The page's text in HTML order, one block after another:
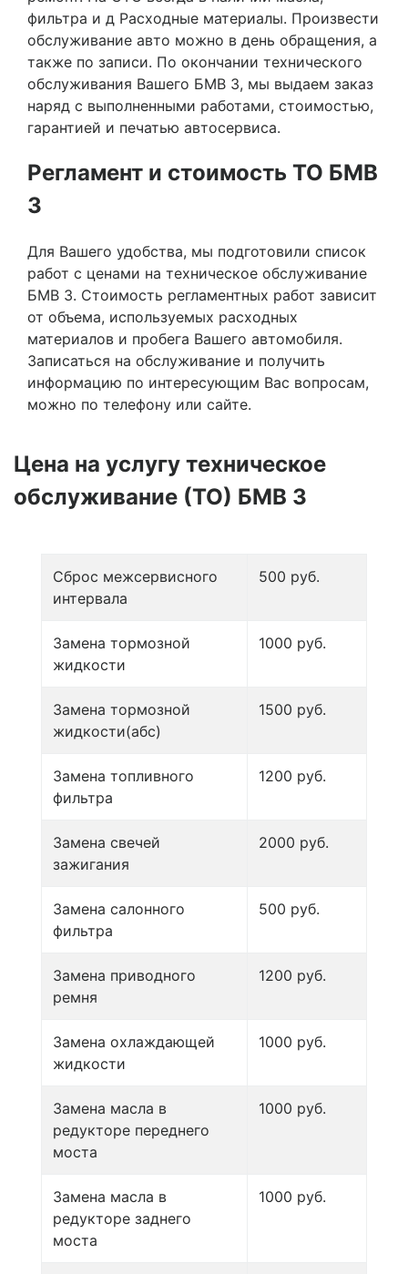
фильтра и д Расходные материалы. Произвести
обслуживание авто можно в день обращения, а
также по записи. По окончании технического
обслуживания Вашего БМВ 3, мы выдаем заказ
наряд с выполненными работами, стоимостью,
гарантией и печатью автосервиса.
Регламент и стоимость ТО БМВ
3
Для Вашего удобства, мы подготовили список
работ с ценами на техническое обслуживание
БМВ 3. Стоимость регламентных работ зависит
от объема, используемых расходных
материалов и пробега Вашего автомобиля.
Записаться на обслуживание и получить
информацию по интересующим Вас вопросам,
можно по телефону или сайте.
Цена на услугу техническое
обслуживание (ТО) БМВ 3
Сброс межсервисного
интервала
500 руб.
Замена тормозной
жидкости
1000 руб.
Замена тормозной
жидкости(абс)
1500 руб.
Замена топливного
фильтра
1200 руб.
Замена свечей
зажигания
2000 руб.
Замена салонного
фильтра
500 руб.
Замена приводного
ремня
1200 руб.
Замена охлаждающей
жидкости
1000 руб.
Замена масла в
редукторе переднего
моста
1000 руб.
Замена масла в
редукторе заднего
моста
1000 руб.